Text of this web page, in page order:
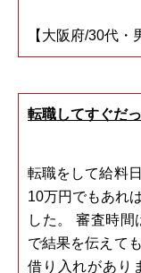
【大阪府/30代・
転職してすぐだ
転職をして給料
10万円でもあれ
した。 審査時
で結果を伝えて
借り入れがあり